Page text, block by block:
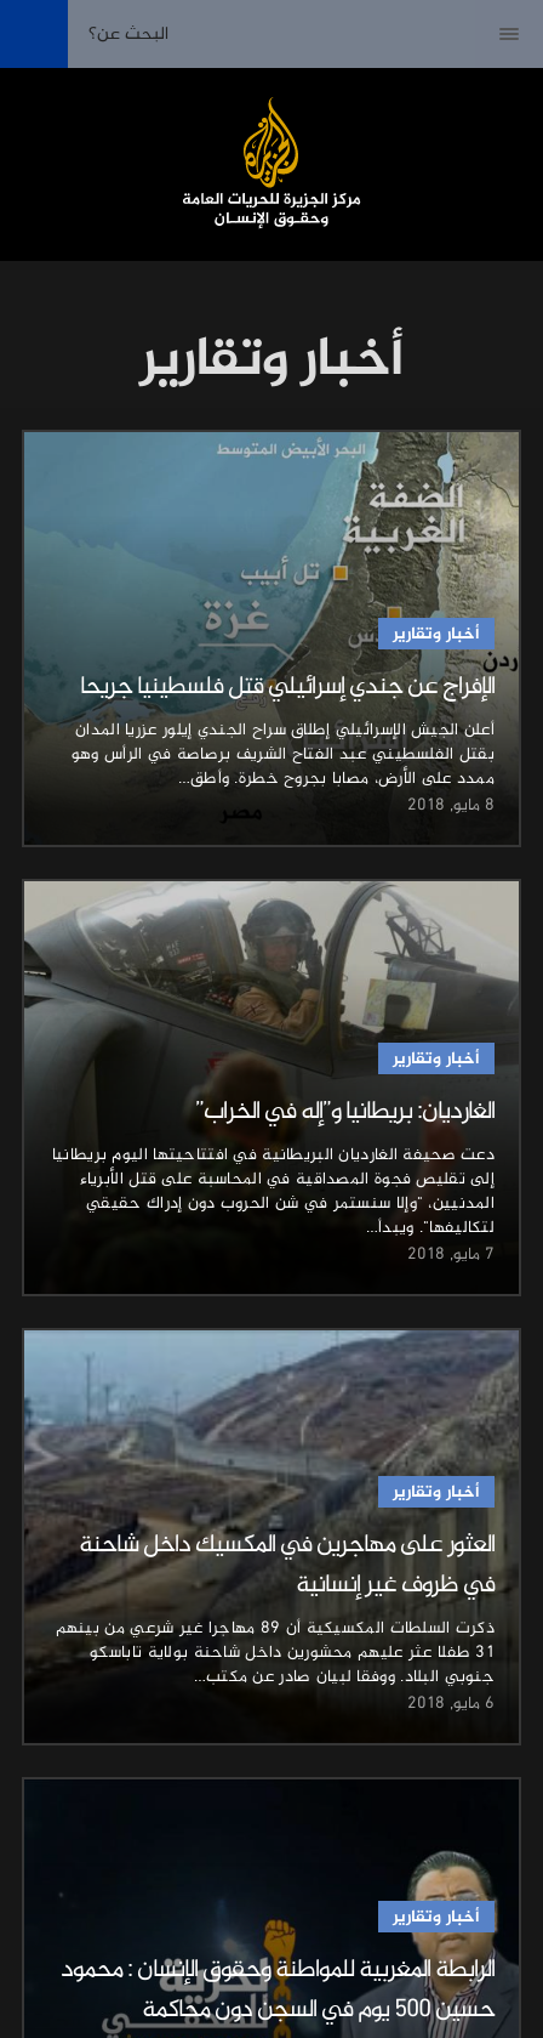
أخبار وتقارير
أخبار وتقارير
الإفراج عن جندي إسرائيلي قتل فلسطينيا جريحا
أعلن الجيش الإسرائيلي إطلاق سراح الجندي إيلور عزريا المدان
بقتل الفلسطيني عبد الفتاح الشريف برصاصة في الرأس وهو
ممدد على الأرض، مصابا بجروح خطرة. وأطق…
8 مايو, 2018
أخبار وتقارير
الغارديان: بريطانيا و”إله في الخراب”
دعت صحيفة الغارديان البريطانية في افتتاحيتها اليوم بريطانيا
إلى تقليص فجوة المصداقية في المحاسبة على قتل الأبرياء
المدنيين، "وإلا سنستمر في شن الحروب دون إدراك حقيقي
لتكاليفها". ويبدأ…
7 مايو, 2018
أخبار وتقارير
العثور على مهاجرين في المكسيك داخل شاحنة
في ظروف غير إنسانية
ذكرت السلطات المكسيكية أن 89 مهاجرا غير شرعي من بينهم
31 طفلا عثر عليهم محشورين داخل شاحنة بولاية تاباسكو
جنوبي البلاد. ووفقا لبيان صادر عن مكتب…
6 مايو, 2018
أخبار وتقارير
الرابطة المغربية للمواطنة وحقوق الإنسان : محمود
حسين 500 يوم في السجن دون محاكمة